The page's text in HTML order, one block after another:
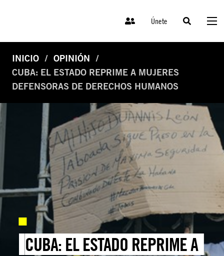
Únete
INICIO
OPINIÓN
CUBA: EL ESTADO REPRIME A MUJERES
DEFENSORAS DE DERECHOS HUMANOS
CUBA: EL ESTADO REPRIME A